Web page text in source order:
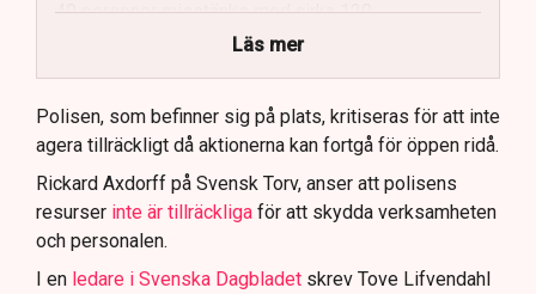
40 personer misstänks med cirka 120
brottsmisstankar kopplade.
Polisen använder drönare och uniformerad polis
för att dokumentera bevis.
Samtidigt är polisarbetet komplext när det gäller
att navigera juridiska rättigheter och gränser.
Läs mer
Polisen, som befinner sig på plats, kritiseras för att inte
agera tillräckligt då aktionerna kan fortgå för öppen ridå.
Rickard Axdorff på Svensk Torv, anser att polisens
resurser inte är tillräckliga för att skydda verksamheten
och personalen.
I en ledare i Svenska Dagbladet skrev Tove Lifvendahl